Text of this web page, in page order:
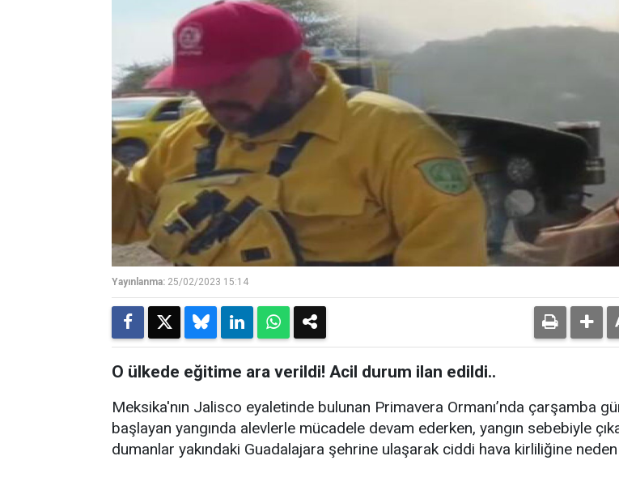
Yayınlanma: 25/02/2023 15:14
O ülkede eğitime ara verildi! Acil durum ilan edildi..
Meksika'nın Jalisco eyaletinde bulunan Primavera Ormanı’nda çarşamba
başlayan yangında alevlerle mücadele devam ederken, yangın sebebiyle
dumanlar yakındaki Guadalajara şehrine ulaşarak ciddi hava kirliliğine